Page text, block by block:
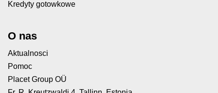
Kredyty gotowkowe
O nas
Aktualnosci
Pomoc
Placet Group OÜ